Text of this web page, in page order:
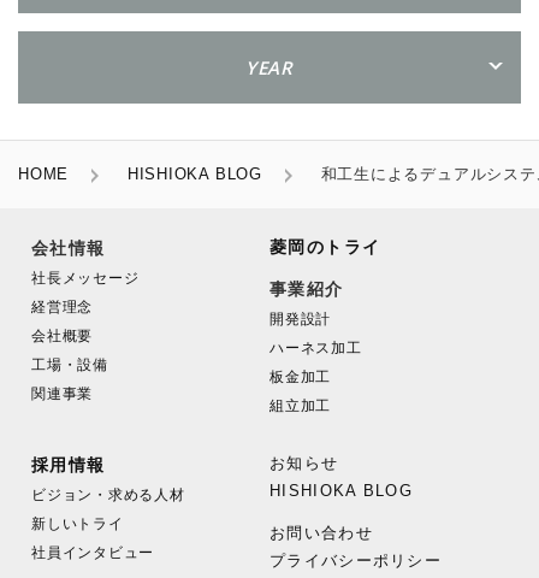
YEAR
HOME HISHIOKA BLOG 和工生によるデュアルシス
会社情報
社長メッセージ
経営理念
会社概要
工場・設備
関連事業
菱岡のトライ
事業紹介
開発設計
ハーネス加工
板金加工
組立加工
採用情報
ビジョン・求める人材
新しいトライ
社員インタビュー
お知らせ
HISHIOKA BLOG
お問い合わせ
プライバシーポリシー